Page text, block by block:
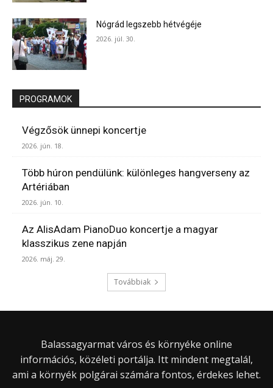
Nógrád legszebb hétvégéje
2026. júl. 30.
PROGRAMOK
Végzősök ünnepi koncertje
2026. jún. 18.
Több húron pendülünk: különleges hangverseny az
Artériában
2026. jún. 10.
Az AlisAdam PianoDuo koncertje a magyar
klasszikus zene napján
2026. máj. 29.
Továbbiak
Balassagyarmat város és környéke online
információs, közéleti portálja. Itt mindent megtalál,
ami a környék polgárai számára fontos, érdekes lehet.